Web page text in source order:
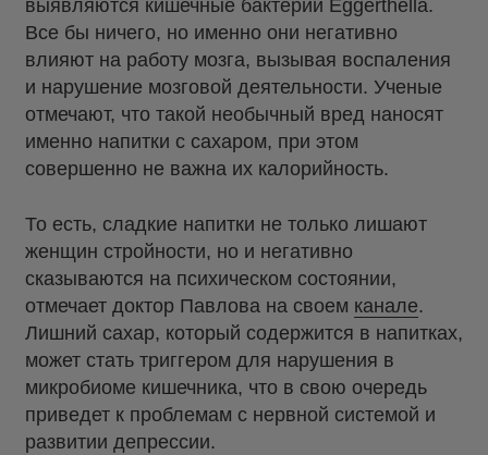
выявляются кишечные бактерии Eggerthella.
Все бы ничего, но именно они негативно
влияют на работу мозга, вызывая воспаления
и нарушение мозговой деятельности. Ученые
отмечают, что такой необычный вред наносят
именно напитки с сахаром, при этом
совершенно не важна их калорийность.
То есть, сладкие напитки не только лишают
женщин стройности, но и негативно
сказываются на психическом состоянии,
отмечает доктор Павлова на своем канале.
Лишний сахар, который содержится в напитках,
может стать триггером для нарушения в
микробиоме кишечника, что в свою очередь
приведет к проблемам с нервной системой и
развитии депрессии.